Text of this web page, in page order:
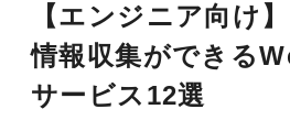
【エンジニア向け
情報収集ができる
サービス12選